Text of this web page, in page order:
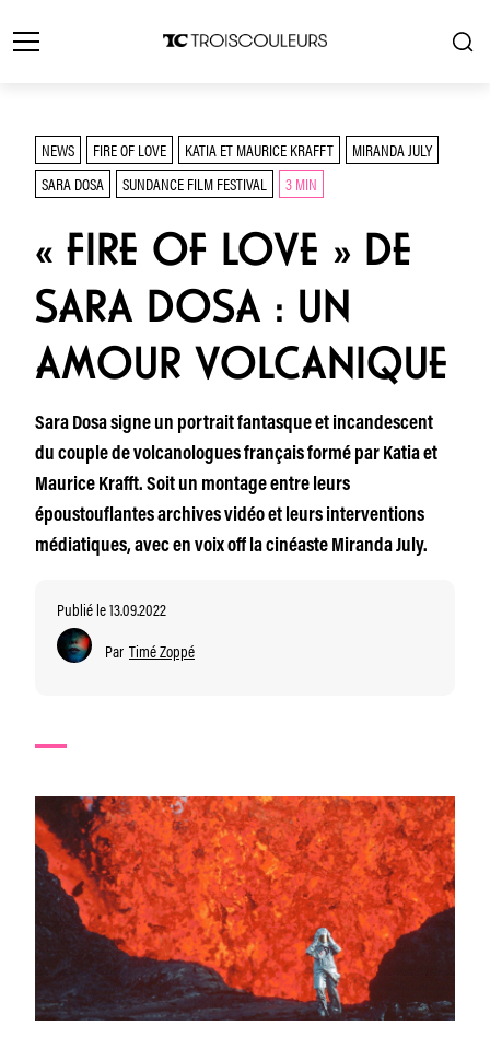
NEWS FIRE OF LOVE KATIA ET MAURICE KRAFFT
MIRANDA JULY
SARA DOSA
SUNDANCE FILM FESTIVAL 3 MIN
« FIRE OF LOVE » DE
SARA DOSA : UN
AMOUR VOLCANIQUE
Sara Dosa signe un portrait fantasque et incandescent
du couple de volcanologues français formé par Katia et
Maurice Krafft. Soit un montage entre leurs
époustouflantes archives vidéo et leurs interventions
médiatiques, avec en voix off la cinéaste Miranda July.
Publié le 13.09.2022
Par Timé Zoppé